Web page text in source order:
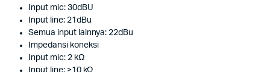
Input mic: 30dBU
Input line: 21dBu
Semua input lainnya: 22dBu
Impedansi koneksi
Input mic: 2 kΩ
Input line: >10 kΩ